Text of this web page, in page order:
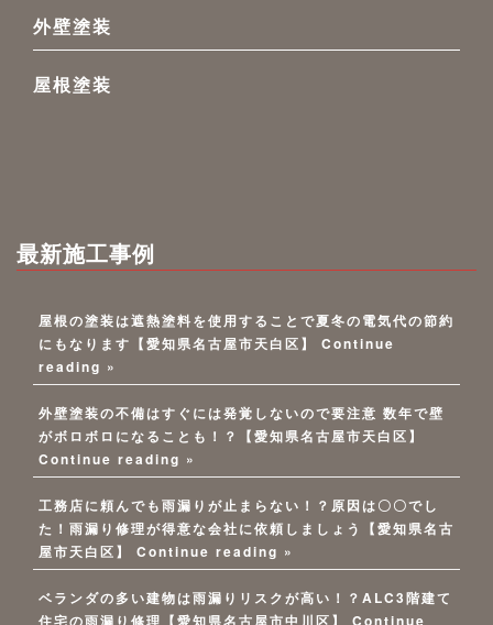
外壁塗装
屋根塗装
最新施工事例
屋根の塗装は遮熱塗料を使用することで夏冬の電気代の節約
にもなります【愛知県名古屋市天白区】
Continue
reading »
外壁塗装の不備はすぐには発覚しないので要注意 数年で壁
がボロボロになることも！？【愛知県名古屋市天白区】
Continue reading »
工務店に頼んでも雨漏りが止まらない！？原因は〇〇でし
た！雨漏り修理が得意な会社に依頼しましょう【愛知県名古
屋市天白区】
Continue reading »
ベランダの多い建物は雨漏りリスクが高い！？ALC3階建て
住宅の雨漏り修理【愛知県名古屋市中川区】
Continue